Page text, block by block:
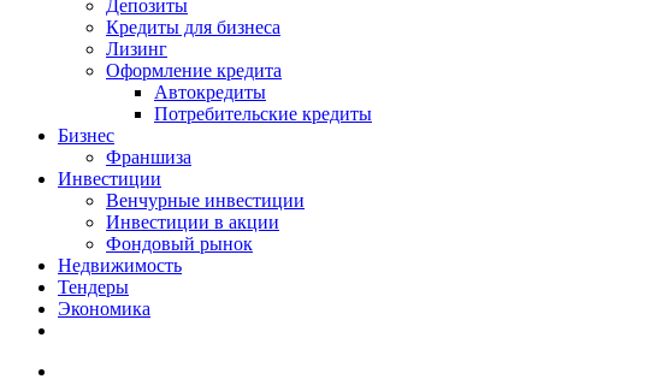
Депозиты
Кредиты для бизнеса
Лизинг
Оформление кредита
Автокредиты
Потребительские кредиты
Бизнес
Франшиза
Инвестиции
Венчурные инвестиции
Инвестиции в акции
Фондовый рынок
Недвижимость
Тендеры
Экономика